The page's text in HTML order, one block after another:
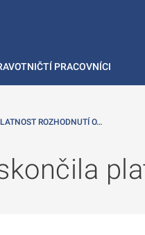
PRACOVNÍCI
ROZHODNUTÍ O…